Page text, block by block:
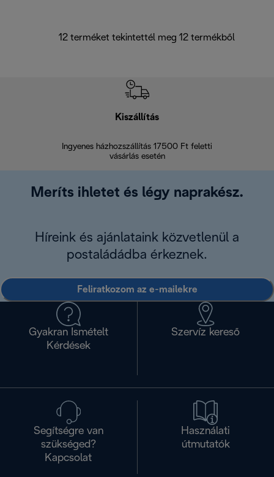
12 terméket tekintettél meg 12 termékből
Kiszállítás
Ingyenes házhozszállítás 17500 Ft feletti
vásárlás esetén
Meríts ihletet és légy naprakész.
Híreink és ajánlataink közvetlenül a
postaládádba érkeznek.
Feliratkozom az e-mailekre
Gyakran Ismételt
Kérdések
Szervíz kereső
Segítségre van
szükséged?
Kapcsolat
Használati
útmutatók